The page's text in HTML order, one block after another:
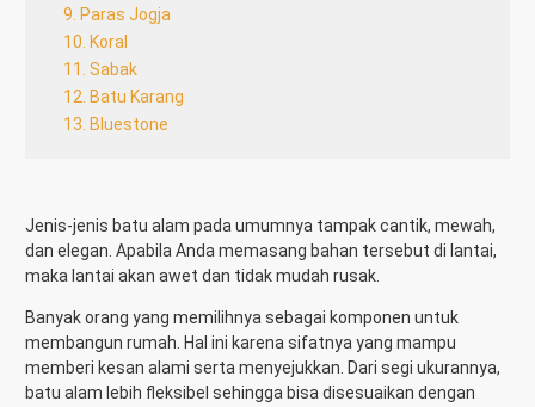
9. Paras Jogja
10. Koral
11. Sabak
12. Batu Karang
13. Bluestone
Jenis-jenis batu alam pada umumnya tampak cantik, mewah,
dan elegan. Apabila Anda memasang bahan tersebut di lantai,
maka lantai akan awet dan tidak mudah rusak.
Banyak orang yang memilihnya sebagai komponen untuk
membangun rumah. Hal ini karena sifatnya yang mampu
memberi kesan alami serta menyejukkan. Dari segi ukurannya,
batu alam lebih fleksibel sehingga bisa disesuaikan dengan